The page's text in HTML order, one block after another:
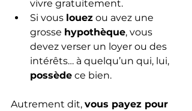
vivre gratuitement.
Si vous louez ou avez une
grosse hypothèque, vous
devez verser un loyer ou des
intérêts… à quelqu’un qui, lui,
possède ce bien.
Autrement dit, vous payez pour